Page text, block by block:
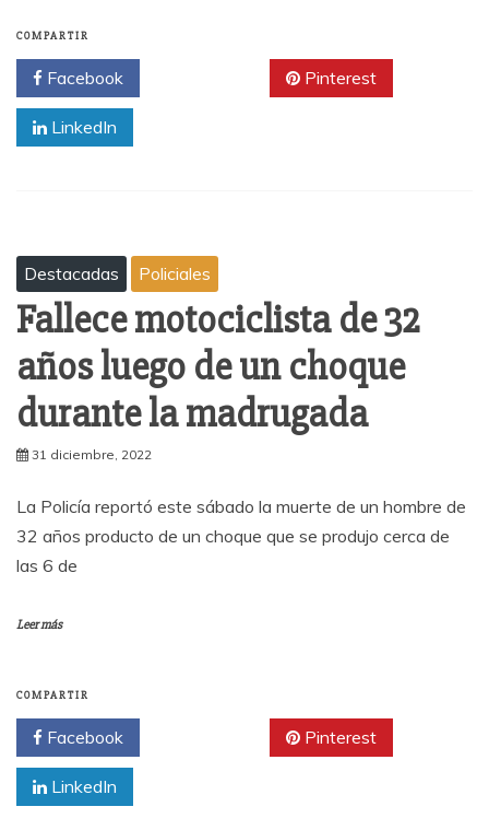
COMPARTIR
Facebook Pinterest
LinkedIn
Destacadas Policiales
Fallece motociclista de 32
años luego de un choque
durante la madrugada
31 diciembre, 2022
La Policía reportó este sábado la muerte de un hombre de
32 años producto de un choque que se produjo cerca de
las 6 de
Leer más
COMPARTIR
Facebook Pinterest
LinkedIn